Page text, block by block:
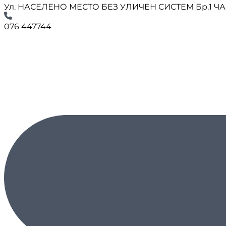
Ул. НАСЕЛЕНО МЕСТО БЕЗ УЛИЧЕН СИСТЕМ Бр.1
076 447744